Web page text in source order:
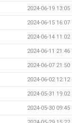
2024-06-19 13:05
2024-06-15 16:07
2024-06-14 11:02
2024-06-11 21:46
2024-06-07 21:50
2024-06-02 12:12
2024-05-31 19:02
2024-05-30 09:45